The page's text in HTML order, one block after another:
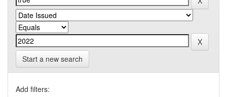
Start a new search
Add filters: